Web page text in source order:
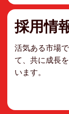
採用情
活気ある市場
て、共に成長
います。